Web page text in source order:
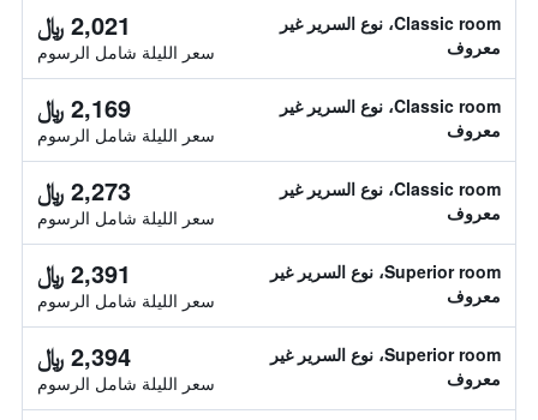
Classic room، نوع السرير غير
معروف
2,021 ﷼
سعر الليلة شامل الرسوم
Classic room، نوع السرير غير
معروف
2,169 ﷼
سعر الليلة شامل الرسوم
Classic room، نوع السرير غير
معروف
2,273 ﷼
سعر الليلة شامل الرسوم
Superior room، نوع السرير غير
معروف
2,391 ﷼
سعر الليلة شامل الرسوم
Superior room، نوع السرير غير
معروف
2,394 ﷼
سعر الليلة شامل الرسوم